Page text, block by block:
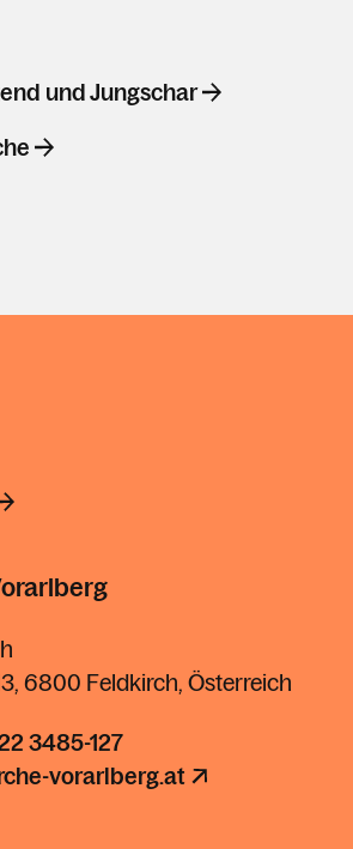
und Jungschar
6800 Feldkirch, Österreich
3485-127
vorarlberg.at